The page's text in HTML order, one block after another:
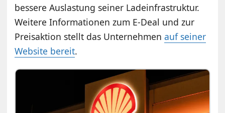
bessere Auslastung seiner Ladeinfrastruktur.
Weitere Informationen zum E-Deal und zur
Preisaktion stellt das Unternehmenauf seiner
Website bereit.